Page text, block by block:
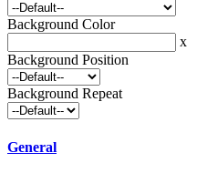
Background Color
x
Background Position
Background Repeat
General